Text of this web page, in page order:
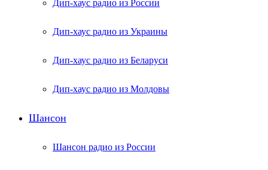
Дип-хаус радио из России
Дип-хаус радио из Украины
Дип-хаус радио из Беларуси
Дип-хаус радио из Молдовы
Шансон
Шансон радио из России